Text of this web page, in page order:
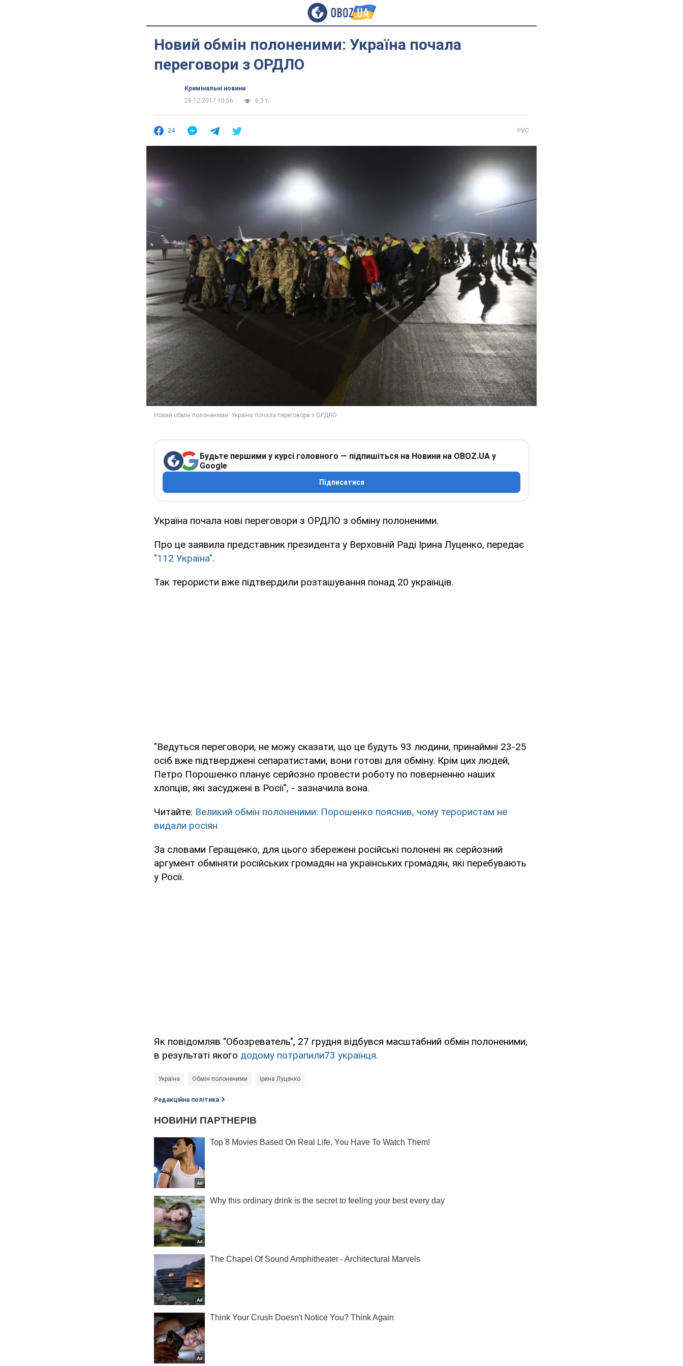
Новий обмін полоненими: Україна почала
переговори з ОРДЛО
Кримінальні новини
28.12.2017 10:56
6,3 т.
24 РУС
Будьте першими у курсі головного — підпишіться на Новини на OBOZ.UA у
Google
Підписатися
Україна почала нові переговори з ОРДЛО з обміну полоненими.
Про це заявила представник президента у Верховній Раді Ірина Луценко, передає
"112 Україна".
Так терористи вже підтвердили розташування понад 20 українців.
"Ведуться переговори, не можу сказати, що це будуть 93 людини, принаймні 23-25 ​​
осіб вже підтверджені сепаратистами, вони готові для обміну. ​​Крім цих людей,
Петро Порошенко планує серйозно провести роботу по поверненню наших
хлопців, які засуджені в Росії", - зазначила вона.
Читайте: Великий обмін полоненими: Порошенко пояснив, чому терористам не
видали росіян
За словами Геращенко, для цього збережені російські полонені як серйозний
аргумент обміняти російських громадян на українських громадян, які перебувають
у Росії.
Як повідомляв "Обозреватель", 27 грудня відбувся масштабний обмін полоненими,
в результаті якого додому потрапили73 українця.
Україна Обмін полоненими Ірина Луценко
Редакційна політика